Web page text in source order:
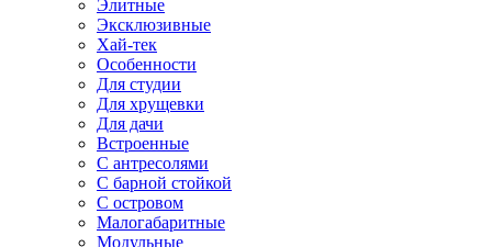
Элитные
Эксклюзивные
Хай-тек
Особенности
Для студии
Для хрущевки
Для дачи
Встроенные
С антресолями
С барной стойкой
С островом
Малогабаритные
Модульные